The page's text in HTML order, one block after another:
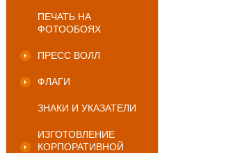
ПЕЧАТЬ НА
ФОТООБОЯХ
ПРЕСС ВОЛЛ
ФЛАГИ
ЗНАКИ И УКАЗАТЕЛИ
ИЗГОТОВЛЕНИЕ
КОРПОРАТИВНОЙ